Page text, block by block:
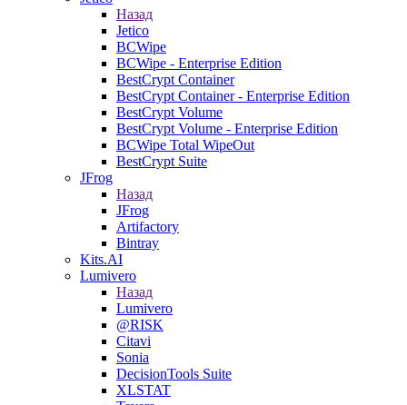
Назад
Jetico
BCWipe
BCWipe - Enterprise Edition
BestCrypt Container
BestCrypt Container - Enterprise Edition
BestCrypt Volume
BestCrypt Volume - Enterprise Edition
BCWipe Total WipeOut
BestCrypt Suite
JFrog
Назад
JFrog
Artifactory
Bintray
Kits.AI
Lumivero
Назад
Lumivero
@RISK
Citavi
Sonia
DecisionTools Suite
XLSTAT